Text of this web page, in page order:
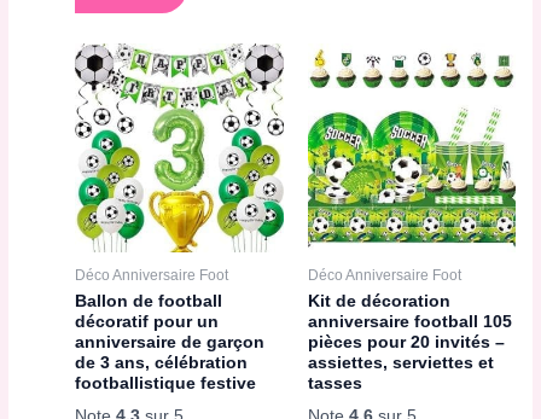
Déco Anniversaire Foot
Ballon de football
décoratif pour un
anniversaire de garçon
de 3 ans, célébration
footballistique festive
Déco Anniversaire Foot
Kit de décoration
anniversaire football 105
pièces pour 20 invités –
assiettes, serviettes et
tasses